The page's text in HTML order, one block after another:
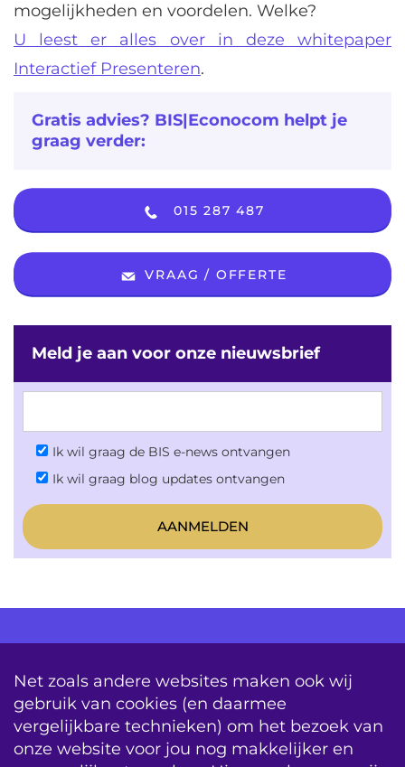
mogelijkheden en voordelen. Welke?
U leest er alles over in deze whitepaper
Interactief Presenteren.
Gratis advies? BIS|Econocom helpt je
graag verder:
015 287 487
VRAAG / OFFERTE
Meld je aan voor onze nieuwsbrief
Ik wil graag de BIS e-news ontvangen
Ik wil graag blog updates ontvangen
AV Consultancy Opleiding
Detachering
Storing & Onderhoud
Onderhoudscontracten
System Updates
Net zoals andere websites maken ook wij
gebruik van cookies (en daarmee
vergelijkbare technieken) om het bezoek van
onze website voor jou nog makkelijker en